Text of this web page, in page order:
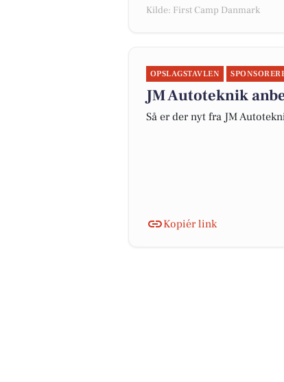
Kilde: First Camp Danmark
OPSLAGSTAVLEN
JM Autoteknik
Så er der nyt fra JM
Kopiér link